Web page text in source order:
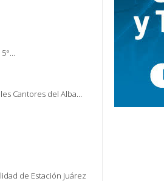
5°…
Cantores del Alba…
de Estación Juárez